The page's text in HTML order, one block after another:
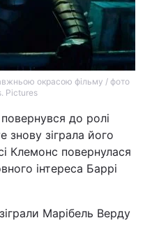
окрасою фільму / фото
Pictures
до ролі
знову зіграла його
Клемонс повернулася
інтереса Баррі
Марібель Верду